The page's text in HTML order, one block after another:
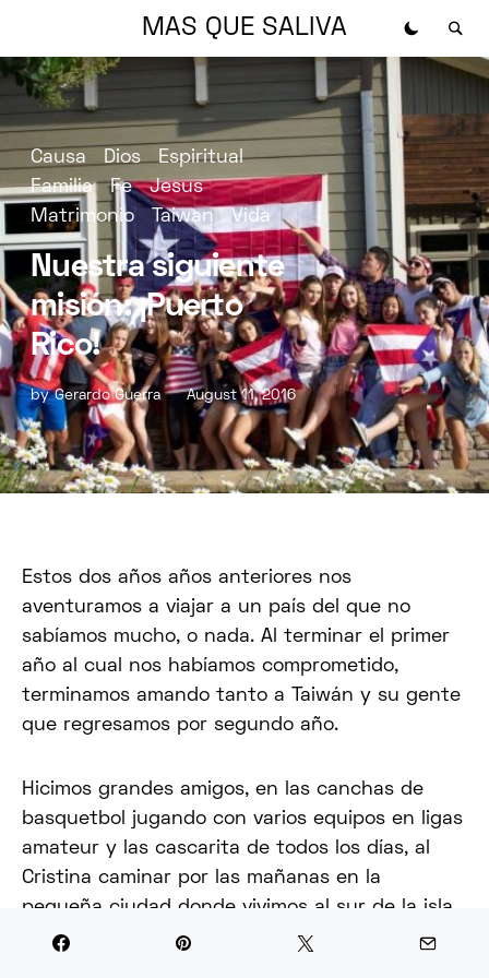
MAS QUE SALIVA
Causa Dios
Espiritual
Familia
Fe
Jesus
Matrimonio
Taiwan Vida
Nuestra siguiente
misión: ¡Puerto
Rico!
by Gerardo Guerra August 11, 2016
Estos dos años años anteriores nos
aventuramos a viajar a un país del que no
sabíamos mucho, o nada. Al terminar el primer
año al cual nos habíamos comprometido,
terminamos amando tanto a Taiwán y su gente
que regresamos por segundo año.
Hicimos grandes amigos, en las canchas de
basquetbol jugando con varios equipos en ligas
amateur y las cascarita de todos los días, al
Cristina caminar por las mañanas en la
pequeña ciudad donde vivimos al sur de la isla
y conocer tanta gente probando desayunos